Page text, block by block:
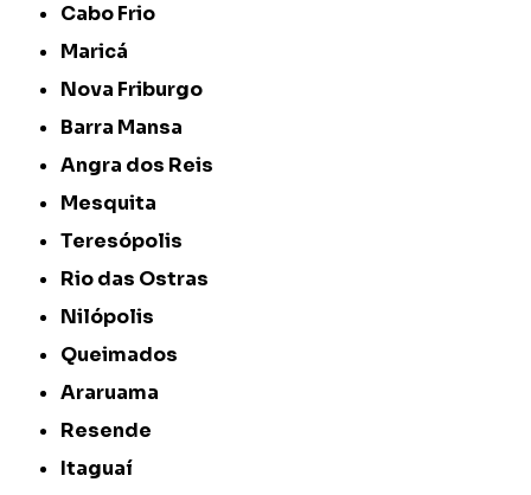
Cabo Frio
Maricá
Nova Friburgo
Barra Mansa
Angra dos Reis
Mesquita
Teresópolis
Rio das Ostras
Nilópolis
Queimados
Araruama
Resende
Itaguaí